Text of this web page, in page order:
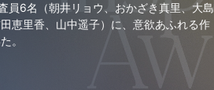
員6名（朝井リョウ、おかざき真里、大島
恵里香、山中遥子）に、意欲あふれる作
。